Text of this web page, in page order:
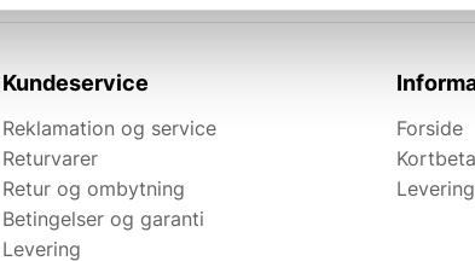
Kundeservice
Reklamation og service
Returvarer
Retur og ombytning
Betingelser og garanti
Levering
Forside
Levering